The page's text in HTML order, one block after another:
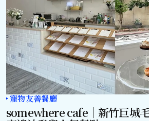
寵物友善餐廳
somewhere cafe｜新竹巨城